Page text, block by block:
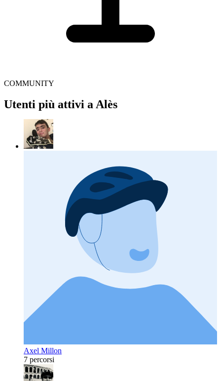
COMMUNITY
Utenti più attivi a Alès
Axel Millon
7 percorsi